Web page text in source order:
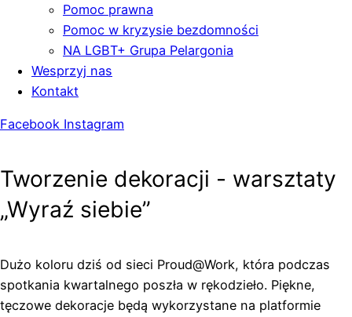
Pomoc prawna
Pomoc w kryzysie bezdomności
NA LGBT+ Grupa Pelargonia
Wesprzyj nas
Kontakt
Facebook Instagram
Tworzenie dekoracji - warsztaty
„Wyraź siebie”
Dużo koloru dziś od sieci Proud@Work, która podczas
spotkania kwartalnego poszła w rękodzieło. Piękne,
tęczowe dekoracje będą wykorzystane na platformie